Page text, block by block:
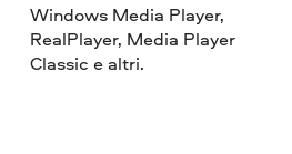
Windows Media Player,
RealPlayer, Media Player
Classic e altri.